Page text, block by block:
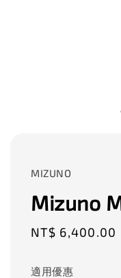
MIZUNO
Mizuno
Sale
NT$ 6,400.00
適用優惠